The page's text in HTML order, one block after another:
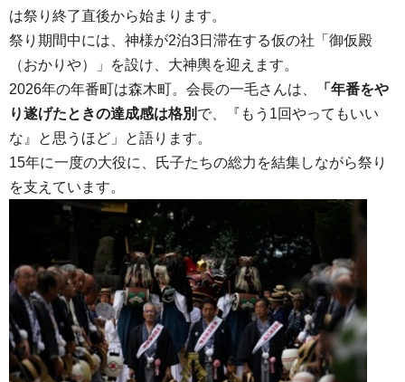
は祭り終了直後から始まります。
祭り期間中には、神様が2泊3日滞在する仮の社「御仮殿
（おかりや）」を設け、大神輿を迎えます。
2026年の年番町は森木町。会長の一毛さんは、
「年番をや
り遂げたときの達成感は格別 で、『もう1回やってもいい
な』と思うほど」と語ります。
15年に一度の大役に、氏子たちの総力を結集しながら祭り
を支えています。